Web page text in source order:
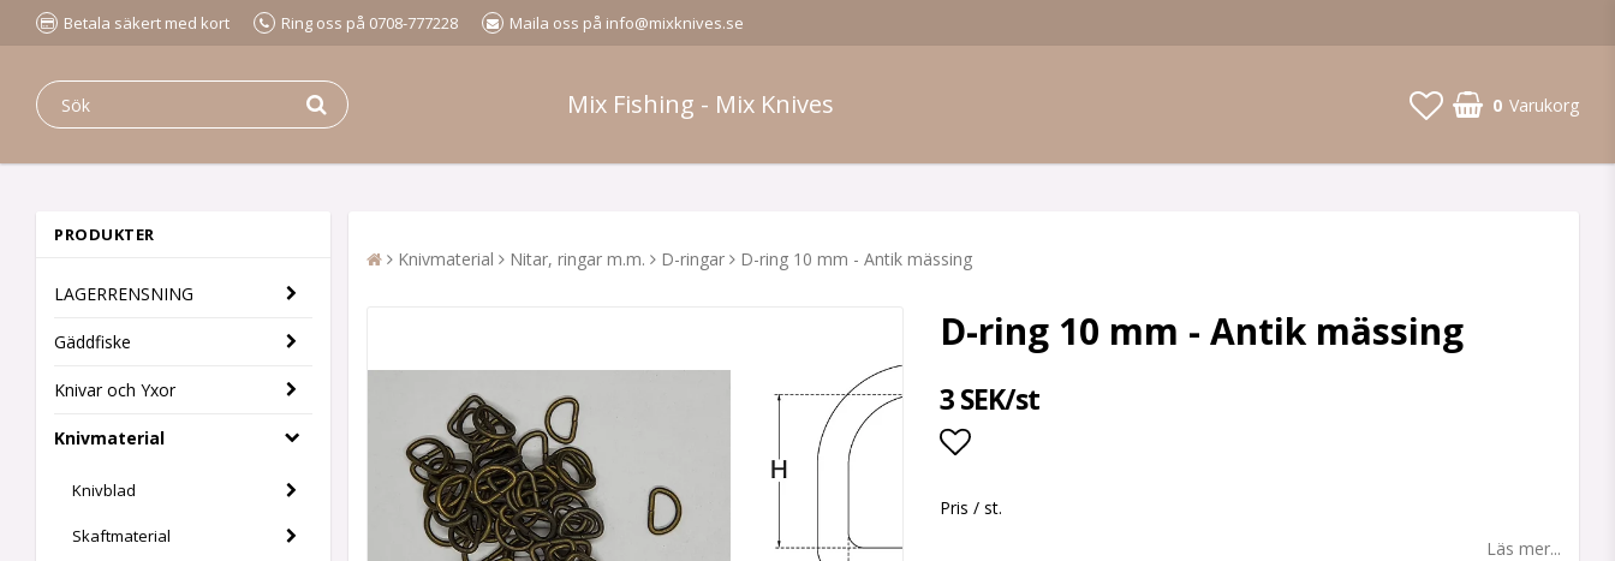
Betala säkert med kort Ring oss på 0708-777228 Maila oss på info@mixknives.se
Mix Fishing - Mix Knives 0 Varukorg
PRODUKTER
LAGERRENSNING
Gäddfiske
Knivar och Yxor
Knivmaterial
Knivblad
Skaftmaterial
Knivmaterial Nitar, ringar m.m. D-ringar D-ring 10 mm - Antik mässing
D-ring 10 mm - Antik mässing
3 SEK/st
Pris / st.
Läs mer...